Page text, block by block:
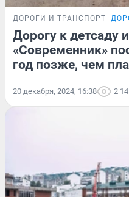
ДОРОГИ И ТРАНСПОРТ
Дорогу к детсаду
«Современник»
год позже, чем
20 декабря, 2024, 16:38 2